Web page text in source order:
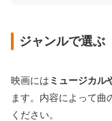
ジャンルで選ぶ
映画には ミュージカル
ます。内容によって曲
ください。